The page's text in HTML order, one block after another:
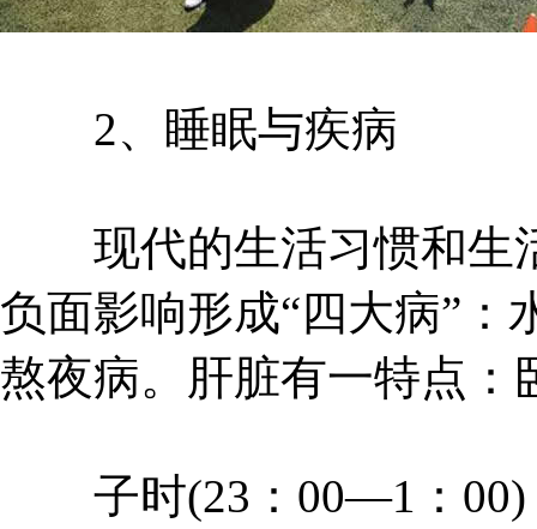
2、睡眠与疾病
现代的生活习惯和生
负面影响形成“四大病”
熬夜病。肝脏有一特点：
子时(23：00—1：00)